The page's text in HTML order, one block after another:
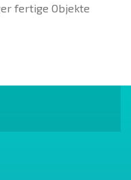
fertige Objekte